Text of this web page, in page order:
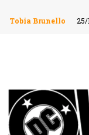
Tobia Brunello 25/